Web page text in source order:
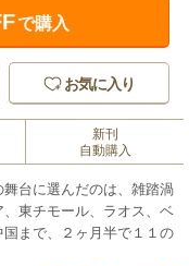
で購入
お気に入り
新刊
自動購入
台に選んだのは、雑踏渦
東チモール、ラオス、ベ
まで、２ヶ月半で１１の